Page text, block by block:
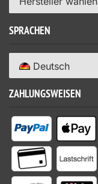
SPRACHEN
Deutsch
ZAHLUNGSWEISEN